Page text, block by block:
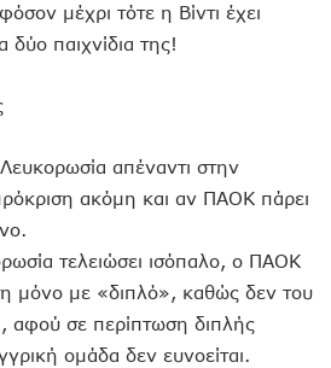
μέχρι τότε η Βίντι έχει
δύο παιχνίδια της!
Λευκορωσία απέναντι στην
ακόμη και αν ΠΑΟΚ πάρει
τελειώσει ισόπαλο, ο ΠΑΟΚ
μόνο με «διπλό», καθώς δεν του
αφού σε περίπτωση διπλής
ομάδα δεν ευνοείται.